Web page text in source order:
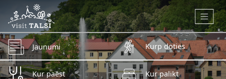
Skip to main content
Jaunumi Kurp doties
Kur paēst Kur palikt